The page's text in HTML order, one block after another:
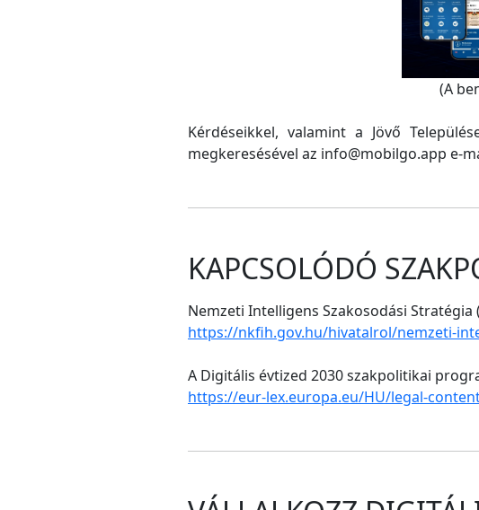
(A
Kérdéseikkel, valamint a Jövő
megkeresésével az info@mobilgo.app e-
KAPCSOLÓDÓ
Nemzeti Intelligens Szakosodási Stratégia
https://nkfih.gov.hu/hivatalrol/nemzeti-
A Digitális évtized 2030 szakpolitikai
https://eur-lex.europa.eu/HU/legal-